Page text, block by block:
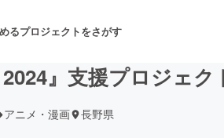
るプロジェクトをさがす
』支援プロジェク
アニメ・漫画 長野県